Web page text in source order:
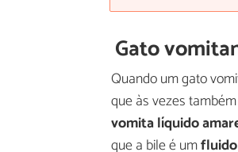
Gato
Quando um gato
que às vezes
vomita líquido
que a bile é um